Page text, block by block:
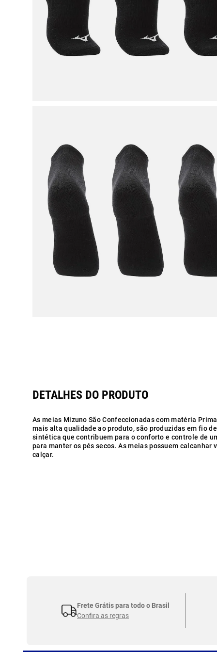
As meias Mizuno São Confeccionadas com matéria
mais alta qualidade ao produto, são produzidas em fio
sintética que contribuem para o conforto e controle de
para manter os pés secos. As meias possuem calcanhar
calçar.
Frete Grátis para todo o Brasil
Confira as regras